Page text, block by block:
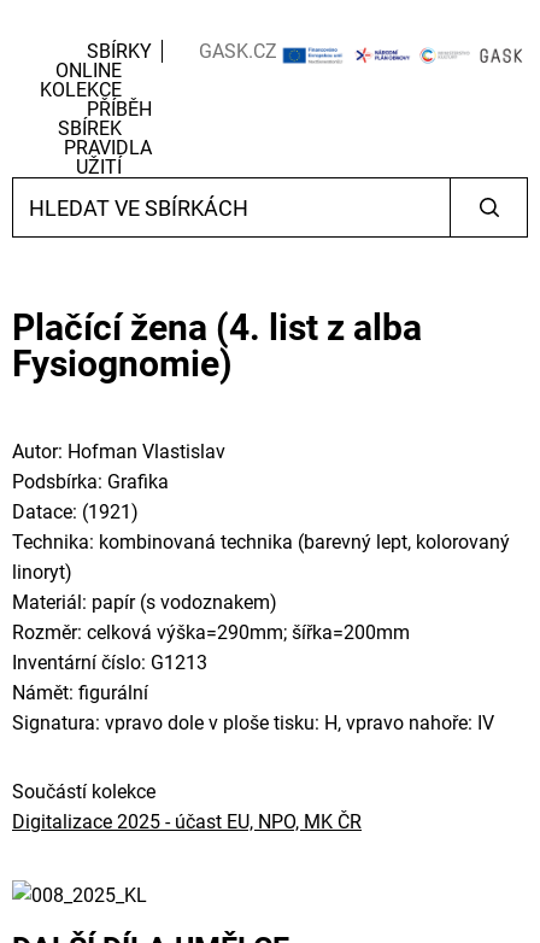
SBÍRKY
ONLINE
KOLEKCE
PŘÍBĚH
SBÍREK
PRAVIDLA
UŽITÍ
GASK.CZ
Plačící žena (4. list z alba
Fysiognomie)
Autor: Hofman Vlastislav
Podsbírka: Grafika
Datace: (1921)
Technika: kombinovaná technika (barevný lept, kolorovaný
linoryt)
Materiál: papír (s vodoznakem)
Rozměr: celková výška=290mm; šířka=200mm
Inventární číslo: G1213
Námět: figurální
Signatura: vpravo dole v ploše tisku: H, vpravo nahoře: IV
Součástí kolekce
Digitalizace 2025 - účast EU, NPO, MK ČR